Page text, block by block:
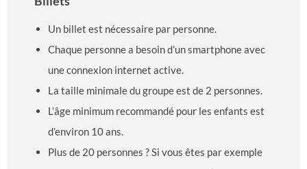
Un billet est nécessaire par personne.
Chaque personne a besoin d’un smartphone avec
une connexion internet active.
La taille minimale du groupe est de 2 personnes.
L’âge minimum recommandé pour les enfants est
d’environ 10 ans.
Plus de 20 personnes ? Si vous êtes par exemple